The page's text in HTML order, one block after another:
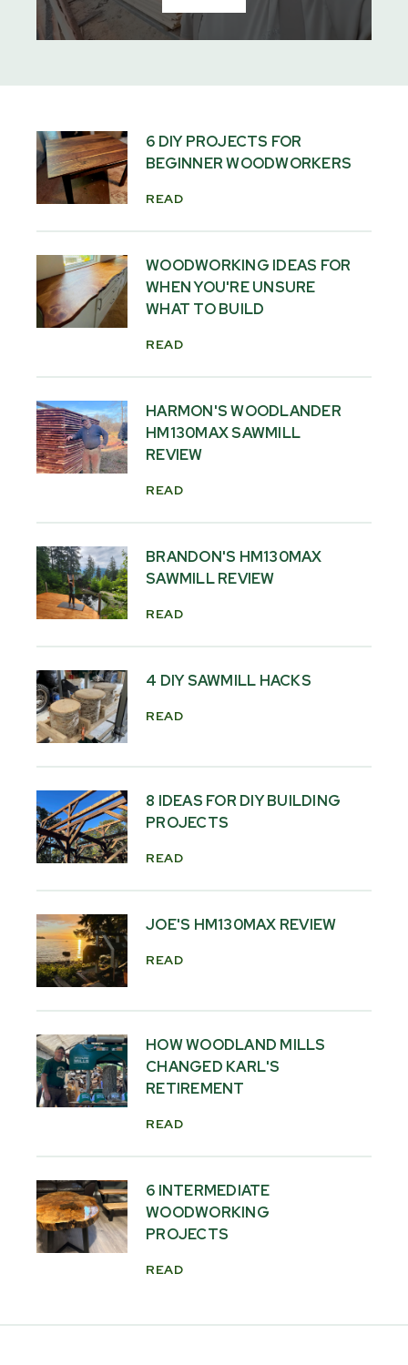
6 DIY PROJECTS FOR
BEGINNER WOODWORKERS
READ
WOODWORKING IDEAS FOR
WHEN YOU'RE UNSURE
WHAT TO BUILD
READ
HARMON'S WOODLANDER
HM130MAX SAWMILL
REVIEW
READ
BRANDON'S HM130MAX
SAWMILL REVIEW
READ
4 DIY SAWMILL HACKS
READ
8 IDEAS FOR DIY BUILDING
PROJECTS
READ
JOE'S HM130MAX REVIEW
READ
HOW WOODLAND MILLS
CHANGED KARL'S
RETIREMENT
READ
6 INTERMEDIATE
WOODWORKING
PROJECTS
READ